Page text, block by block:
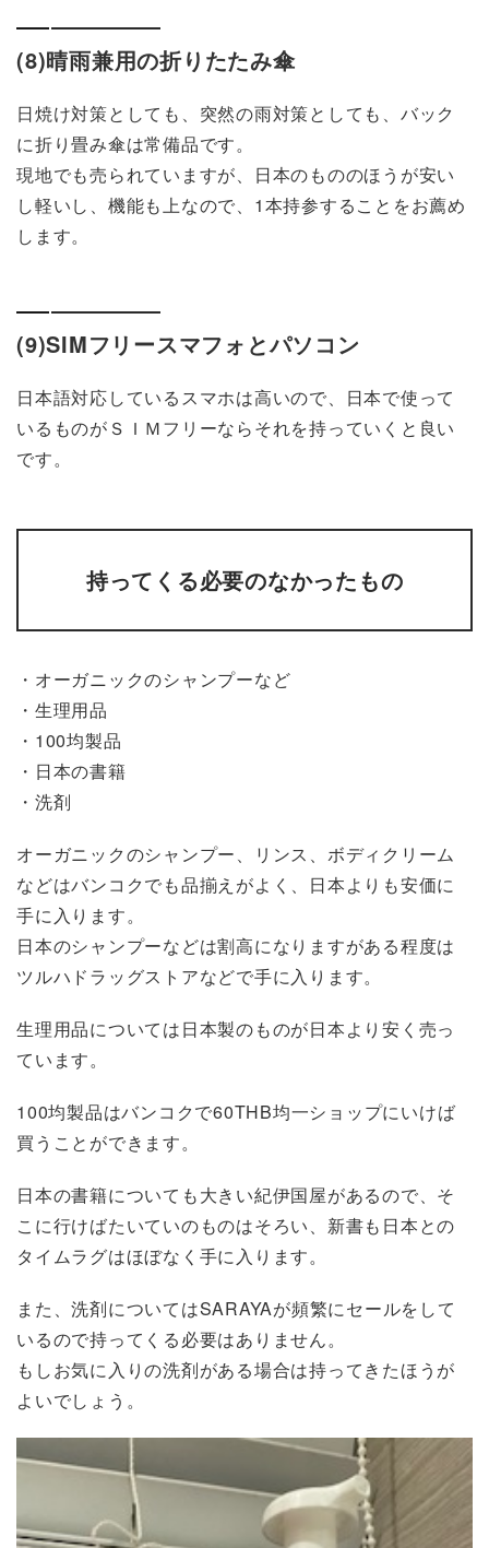
(8)晴雨兼用の折りたたみ傘
日焼け対策としても、突然の雨対策としても、バック
に折り畳み傘は常備品です。
現地でも売られていますが、日本のもののほうが安い
し軽いし、機能も上なので、1本持参することをお薦め
します。
(9)SIMフリースマフォとパソコン
日本語対応しているスマホは高いので、日本で使って
いるものがＳＩＭフリーならそれを持っていくと良い
です。
持ってくる必要のなかったもの
・オーガニックのシャンプーなど
・生理用品
・100均製品
・日本の書籍
・洗剤
オーガニックのシャンプー、リンス、ボディクリーム
などはバンコクでも品揃えがよく、日本よりも安価に
手に入ります。
日本のシャンプーなどは割高になりますがある程度は
ツルハドラッグストアなどで手に入ります。
生理用品については日本製のものが日本より安く売っ
ています。
100均製品はバンコクで60THB均一ショップにいけば
買うことができます。
日本の書籍についても大きい紀伊国屋があるので、そ
こに行けばたいていのものはそろい、新書も日本との
タイムラグはほぼなく手に入ります。
また、洗剤についてはSARAYAが頻繁にセールをして
いるので持ってくる必要はありません。
もしお気に入りの洗剤がある場合は持ってきたほうが
よいでしょう。